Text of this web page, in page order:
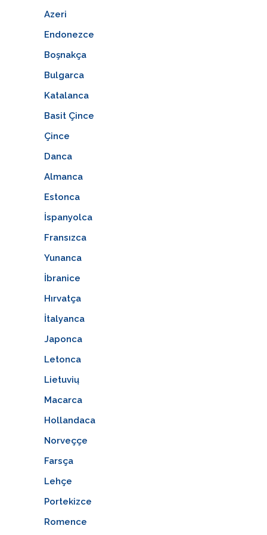
Azeri
Endonezce
Boşnakça
Bulgarca
Katalanca
Basit Çince
Çince
Danca
Almanca
Estonca
İspanyolca
Fransızca
Yunanca
İbranice
Hırvatça
İtalyanca
Japonca
Letonca
Lietuvių
Macarca
Hollandaca
Norveççe
Farsça
Lehçe
Portekizce
Romence